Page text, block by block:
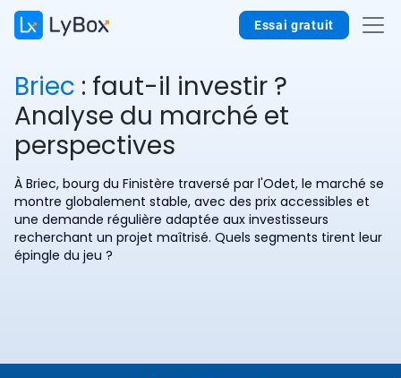
Essai gratuit
Briec : faut-il investir ?
Analyse du marché et
perspectives
À Briec, bourg du Finistère traversé par l'Odet, le marché se
montre globalement stable, avec des prix accessibles et
une demande régulière adaptée aux investisseurs
recherchant un projet maîtrisé. Quels segments tirent leur
épingle du jeu ?